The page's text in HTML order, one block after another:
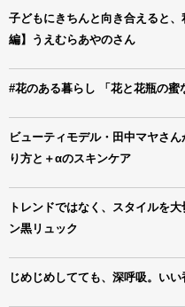
子どもにきちんと向き合えると
編】うえむらあやのさん
#花のある暮らし 「花と花瓶の蜜
ビューティモデル・田中マヤさ
り方と＋αのスキンケア
トレンドではなく、スタイルを
ン黒リュック
じめじめしてても、深呼吸。い